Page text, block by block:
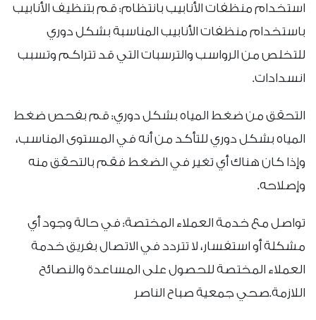
استخدام منظفات الأنابيب بانتظام: قم بتنظيف الأنابيب
باستخدام منظفات الأنابيب المناسبة بشكل دوري
للتخلص من الرواسب والترسبات التي قد تتراكم وتسبب
انسدادات.
التحقق من ضغط المياه بشكل دوري: قم بفحص ضغط
المياه بشكل دوري للتأكد من أنه في المستوى المناسب،
وإذا كان هناك أي تغير في الضغط فقم بالتحقق منه
وإصلاحه.
تواصل مع خدمة العملاء المختصة: في حالة وجود أي
مشكلة أو استفسار، لا تتردد في الاتصال بفريق خدمة
العملاء المختصة للحصول على المساعدة والنصائح
اللازمة.صحي جمعية صباح الناصر